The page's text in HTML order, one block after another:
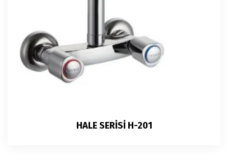
HALE SERİSİ H-201